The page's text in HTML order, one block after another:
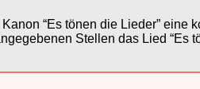
Kanon “Es tönen die Lieder” eine
Stellen das Lied “Es